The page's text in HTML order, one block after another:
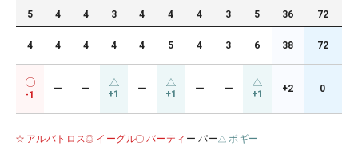
5 4 4 3 4 4 4 3 5 36 72
4 4 4 4 4 5 4 3 6 38 72
-1
ー ー +1 ー +1 ー ー +1 +2 0
アルバトロス イーグル バーティ ー パー ボギー